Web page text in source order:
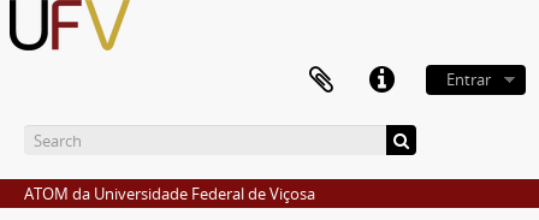
Entrar
ATOM da Universidade Federal de Viçosa